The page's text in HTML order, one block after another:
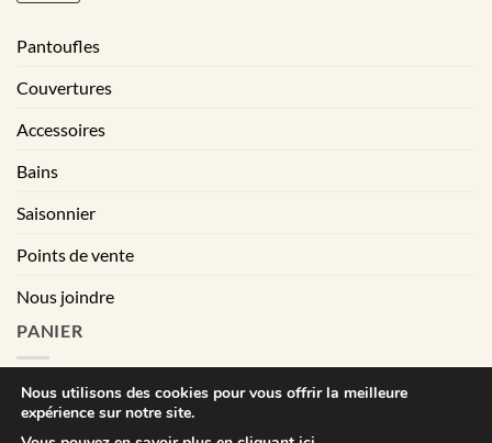
Pantoufles
Couvertures
Accessoires
Bains
Saisonnier
Points de vente
Nous joindre
PANIER
Conditions générales de vente
Nous utilisons des cookies pour vous offrir la meilleure
expérience sur notre site.